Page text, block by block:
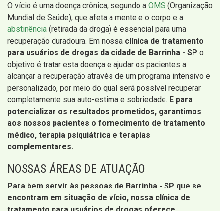
O vício é uma doença crônica, segundo a OMS (Organização
Mundial de Saúde), que afeta a mente e o corpo e a
abstinência (retirada da droga) é essencial para uma
recuperação duradoura. Em nossa clínica de tratamento
para usuários de drogas da cidade de Barrinha - SP o
objetivo é tratar esta doença e ajudar os pacientes a
alcançar a recuperação através de um programa intensivo e
personalizado, por meio do qual será possível recuperar
completamente sua auto-estima e sobriedade. E para
potencializar os resultados prometidos, garantimos
aos nossos pacientes o fornecimento de tratamento
médico, terapia psiquiátrica e terapias
complementares.
NOSSAS ÁREAS DE ATUAÇÃO
Para bem servir às pessoas de Barrinha - SP que se
encontram em situação de vício, nossa clínica de